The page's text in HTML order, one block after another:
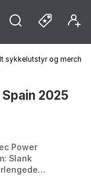
sykkelutstyr og merch
2025
Power
Slank